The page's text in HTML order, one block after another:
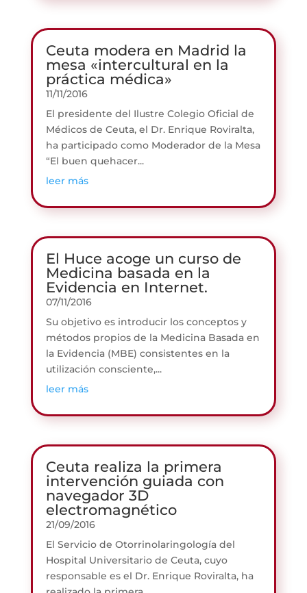
Ceuta modera en Madrid la
mesa «intercultural en la
práctica médica»
11/11/2016
El presidente del Ilustre Colegio Oficial de
Médicos de Ceuta, el Dr. Enrique Roviralta,
ha participado como Moderador de la Mesa
“El buen quehacer...
leer más
El Huce acoge un curso de
Medicina basada en la
Evidencia en Internet.
07/11/2016
Su objetivo es introducir los conceptos y
métodos propios de la Medicina Basada en
la Evidencia (MBE) consistentes en la
utilización consciente,...
leer más
Ceuta realiza la primera
intervención guiada con
navegador 3D
electromagnético
21/09/2016
El Servicio de Otorrinolaringología del
Hospital Universitario de Ceuta, cuyo
responsable es el Dr. Enrique Roviralta, ha